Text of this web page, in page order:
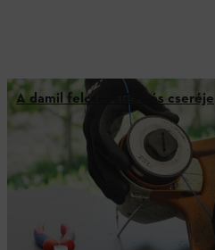
A damil felcsévélése és cseréje